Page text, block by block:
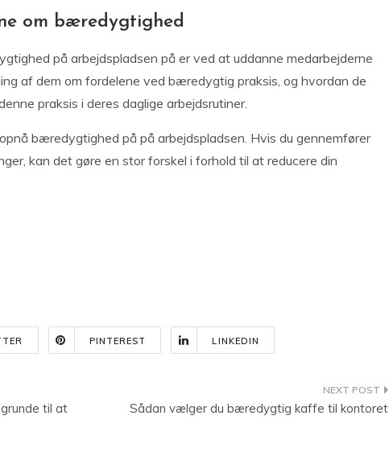
om bæredygtighed
på arbejdspladsen på er ved at uddanne medarbejderne
af dem om fordelene ved bæredygtig praksis, og hvordan de
praksis i deres daglige arbejdsrutiner.
bæredygtighed på på arbejdspladsen. Hvis du gennemfører
kan det gøre en stor forskel i forhold til at reducere din
PINTEREST LINKEDIN
til at
Sådan vælger du bæredygtig kaffe til kontoret